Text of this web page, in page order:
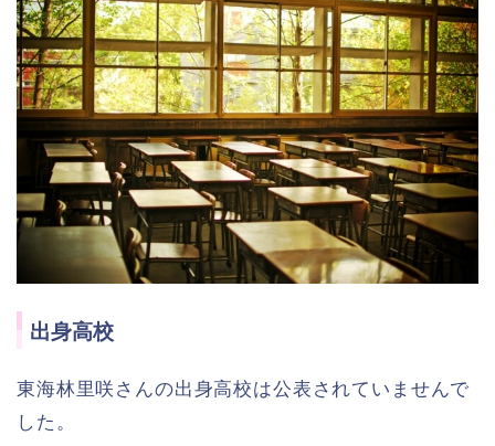
出身高校
東海林里咲さんの出身高校は公表されていませんで
した。